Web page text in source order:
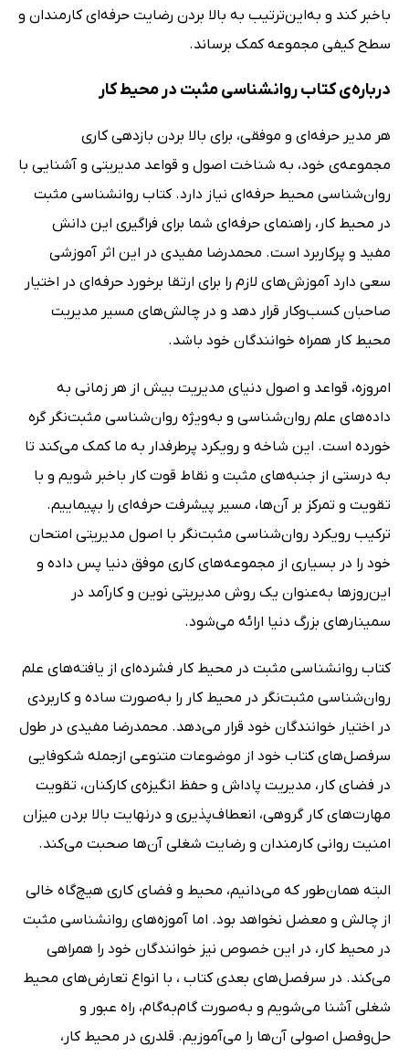
باخبر کند و به‌این‌ترتیب به بالا بردن رضایت حرفه‌ای کارمندان و
سطح کیفی مجموعه کمک برساند.
درباره‌‌ی کتاب روانشناسی مثبت در محیط کار
هر مدیر حرفه‌ای و موفقی، برای بالا بردن بازدهی کاری
مجموعه‌ی خود، به شناخت اصول و قواعد مدیریتی و آشنایی با
روان‌شناسی محیط حرفه‌ای نیاز دارد. کتاب روانشناسی مثبت
در محیط کار، راهنمای حرفه‌ای شما برای فراگیری این دانش
مفید و پرکاربرد است. محمدرضا مفیدی در این اثر آموزشی
سعی دارد آموزش‌های لازم را برای ارتقا برخورد حرفه‌ای در اختیار
صاحبان کسب‌وکار قرار دهد و در چالش‌های مسیر مدیریت
محیط کار همراه خوانندگان خود باشد.
امروزه، قواعد و اصول دنیای مدیریت بیش از هر زمانی به
داده‌های علم روان‌شناسی و به‌ویژه روان‌شناسی مثبت‌نگر گره
خورده است. این شاخه و رویکرد پرطرفدار به ما کمک می‌کند تا
به درستی از جنبه‌های مثبت و نقاط قوت کار باخبر شویم و با
تقویت و تمرکز بر آن‌ها، مسیر پیشرفت حرفه‌ای را بپیماییم.
ترکیب رویکرد روان‌شناسی مثبت‌نگر با اصول مدیریتی امتحان
خود را در بسیاری از مجموعه‌های کاری موفق دنیا پس داده و
این‌روز‌ها به‌عنوان یک روش مدیریتی نوین و کارآمد در
سمینار‌های بزرگ دنیا ارائه می‌شود.
کتاب روانشناسی مثبت در محیط کار فشرده‌ای از یافته‌های علم
روان‌شناسی مثبت‌نگر در محیط کار را به‌صورت ساده و کاربردی
در اختیار خوانندگان خود قرار می‌دهد. محمدرضا مفیدی در طول
سرفصل‌های کتاب خود از موضوعات متنوعی ازجمله شکوفایی
در فضای کار، مدیریت پاداش و حفظ انگیزه‌ی کارکنان، تقویت
مهارت‌های کار گروهی، انعطاف‌پذیری و درنهایت بالا بردن میزان
امنیت روانی کارمندان و رضایت شغلی آن‌ها صحبت می‌کند.
البته همان‌طور که می‌دانیم، محیط و فضای کاری هیچ‌گاه خالی
از چالش و معضل نخواهد بود. اما آموزه‌های روانشناسی مثبت
در محیط کار، در این خصوص نیز خوانندگان خود را همراهی
می‌کند. در سرفصل‌های بعدی کتاب ، با انواع تعارض‌های محیط
شغلی آشنا می‌شویم و به‌صورت گام‌به‌گام، راه عبور و
حل‌وفصل اصولی آن‌ها را می‌آموزیم. قلدری در محیط کار،